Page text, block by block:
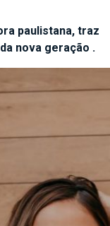
paulistana, traz
nova geração .